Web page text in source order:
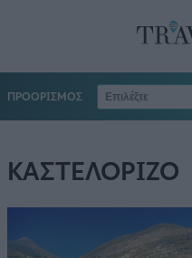
ΠΡΟΟΡΙΣΜΟΣ
ΚΑΣΤΕΛΟΡΙΖΟ